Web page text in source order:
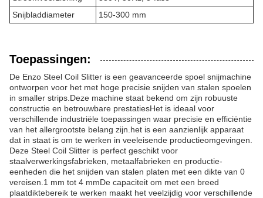
Snijbladdiameter
150-300 mm
Toepassingen:
De Enzo Steel Coil Slitter is een geavanceerde spoel snijmachine
ontworpen voor het met hoge precisie snijden van stalen spoelen
in smaller strips.Deze machine staat bekend om zijn robuuste
constructie en betrouwbare prestatiesHet is ideaal voor
verschillende industriële toepassingen waar precisie en efficiëntie
van het allergrootste belang zijn.het is een aanzienlijk apparaat
dat in staat is om te werken in veeleisende productieomgevingen.
Deze Steel Coil Slitter is perfect geschikt voor
staalverwerkingsfabrieken, metaalfabrieken en productie-
eenheden die het snijden van stalen platen met een dikte van 0
vereisen.1 mm tot 4 mmDe capaciteit om met een breed
plaatdiktebereik te werken maakt het veelzijdig voor verschillende